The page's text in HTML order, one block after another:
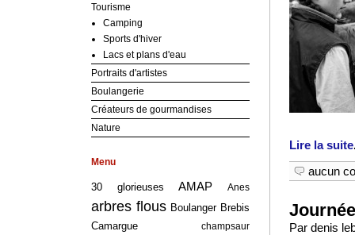
Lire la suite
aucun
Par denis
Tourisme
Camping
Sports d'hiver
Lacs et plans d'eau
Portraits d'artistes
Boulangerie
Créateurs de gourmandises
Nature
Menu
30 glorieuses AMAP Anes
arbres flous Boulanger Brebis
Camargue
champsaur